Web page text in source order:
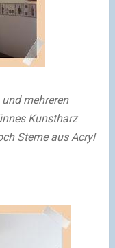
mehreren
Kunstharz
Sterne aus Acryl